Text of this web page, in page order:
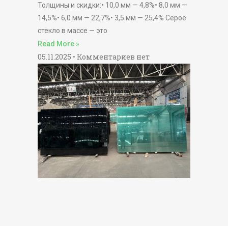
Толщины и скидки:• 10,0 мм — 4,8%• 8,0 мм —
14,5%• 6,0 мм — 22,7%• 3,5 мм — 25,4% Серое
стекло в массе — это
Read More »
05.11.2025 Комментариев нет